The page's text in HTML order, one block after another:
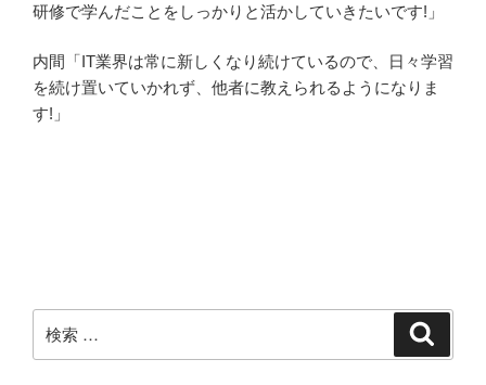
研修で学んだことをしっかりと活かしていきたいです!」
内間「IT業界は常に新しくなり続けているので、日々学習
を続け置いていかれず、他者に教えられるようになりま
す!」
検
索: